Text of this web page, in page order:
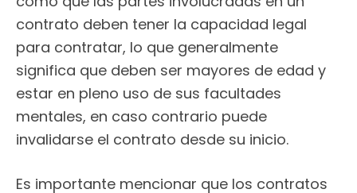
contrato deben tener la capacidad legal
para contratar, lo que generalmente
significa que deben ser mayores de edad y
estar en pleno uso de sus facultades
mentales, en caso contrario puede
invalidarse el contrato desde su inicio.
Es importante mencionar que los contratos